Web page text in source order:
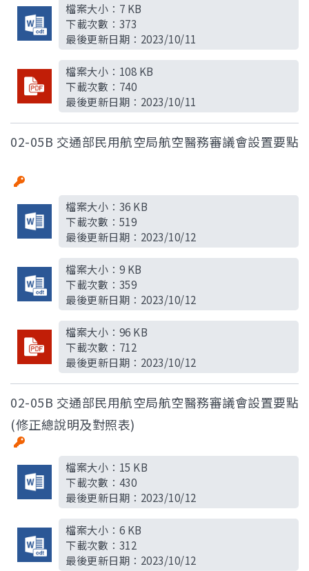
檔案大小： 7 KB
下載次數： 373
最後更新日期： 2023/10/11
檔案大小： 108 KB
下載次數： 740
最後更新日期： 2023/10/11
02-05B 交通部民用航空局航空醫務審議會設置要點
檔案大小： 36 KB
下載次數： 519
最後更新日期： 2023/10/12
檔案大小： 9 KB
下載次數： 359
最後更新日期： 2023/10/12
檔案大小： 96 KB
下載次數： 712
最後更新日期： 2023/10/12
02-05B 交通部民用航空局航空醫務審議會設置要點
(修正總說明及對照表)
檔案大小： 15 KB
下載次數： 430
最後更新日期： 2023/10/12
檔案大小： 6 KB
下載次數： 312
最後更新日期： 2023/10/12